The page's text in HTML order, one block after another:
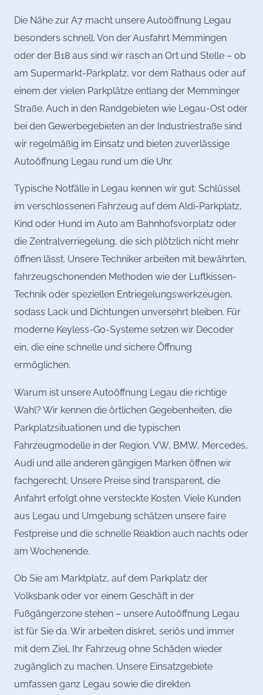
Die Nähe zur A7 macht unsere Autoöffnung Legau
besonders schnell. Von der Ausfahrt Memmingen
oder der B18 aus sind wir rasch an Ort und Stelle – ob
am Supermarkt-Parkplatz, vor dem Rathaus oder auf
einem der vielen Parkplätze entlang der Memminger
Straße. Auch in den Randgebieten wie Legau-Ost oder
bei den Gewerbegebieten an der Industriestraße sind
wir regelmäßig im Einsatz und bieten zuverlässige
Autoöffnung Legau rund um die Uhr.
Typische Notfälle in Legau kennen wir gut: Schlüssel
im verschlossenen Fahrzeug auf dem Aldi-Parkplatz,
Kind oder Hund im Auto am Bahnhofsvorplatz oder
die Zentralverriegelung, die sich plötzlich nicht mehr
öffnen lässt. Unsere Techniker arbeiten mit bewährten,
fahrzeugschonenden Methoden wie der Luftkissen-
Technik oder speziellen Entriegelungswerkzeugen,
sodass Lack und Dichtungen unversehrt bleiben. Für
moderne Keyless-Go-Systeme setzen wir Decoder
ein, die eine schnelle und sichere Öffnung
ermöglichen.
Warum ist unsere Autoöffnung Legau die richtige
Wahl? Wir kennen die örtlichen Gegebenheiten, die
Parkplatzsituationen und die typischen
Fahrzeugmodelle in der Region. VW, BMW, Mercedes,
Audi und alle anderen gängigen Marken öffnen wir
fachgerecht. Unsere Preise sind transparent, die
Anfahrt erfolgt ohne versteckte Kosten. Viele Kunden
aus Legau und Umgebung schätzen unsere faire
Festpreise und die schnelle Reaktion auch nachts oder
am Wochenende.
Ob Sie am Marktplatz, auf dem Parkplatz der
Volksbank oder vor einem Geschäft in der
Fußgängerzone stehen – unsere Autoöffnung Legau
ist für Sie da. Wir arbeiten diskret, seriös und immer
mit dem Ziel, Ihr Fahrzeug ohne Schäden wieder
zugänglich zu machen. Unsere Einsatzgebiete
umfassen ganz Legau sowie die direkten